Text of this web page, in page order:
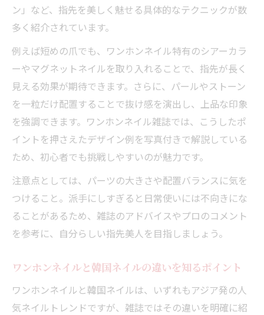
ン」など、指先を美しく魅せる具体的なテクニックが数
多く紹介されています。
例えば短めの爪でも、ワンホンネイル特有のシアーカラ
ーやマグネットネイルを取り入れることで、指先が長く
見える効果が期待できます。さらに、パールやストーン
を一粒だけ配置することで抜け感を演出し、上品な印象
を強調できます。ワンホンネイル雑誌では、こうしたポ
イントを押さえたデザイン例を写真付きで解説している
ため、初心者でも挑戦しやすいのが魅力です。
注意点としては、パーツの大きさや配置バランスに気を
つけること。派手にしすぎると日常使いには不向きにな
ることがあるため、雑誌のアドバイスやプロのコメント
を参考に、自分らしい指先美人を目指しましょう。
ワンホンネイルと韓国ネイルの違いを知るポイント
ワンホンネイルと韓国ネイルは、いずれもアジア発の人
気ネイルトレンドですが、雑誌ではその違いを明確に紹